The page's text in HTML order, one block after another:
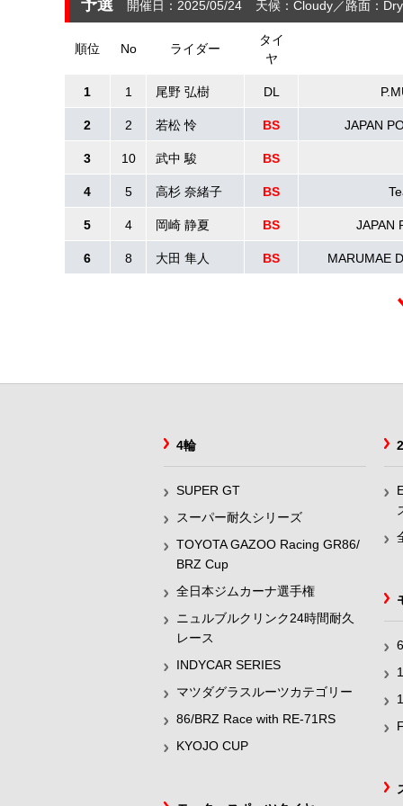
予選 開催日：2025/05/24 天候：Cloudy 路面：Dry
順位 No ライダー
タイ
ヤ
1 1 尾野 弘樹 DL
2 2 若松 怜 BS JAPAN
3 10 武中 駿 BS
4 5 高杉 奈緒子 BS
5 4 岡崎 静夏 BS JAPAN
6 8 大田 隼人 BS MARUMAE
4輪
SUPER GT
スーパー耐久シリーズ
TOYOTA GAZOO Racing GR86/
BRZ Cup
全日本ジムカーナ選手権
ニュルブルクリンク24時間耐久
レース
INDYCAR SERIES
マツダグラスルーツカテゴリー
86/BRZ Race with RE-71RS
KYOJO CUP